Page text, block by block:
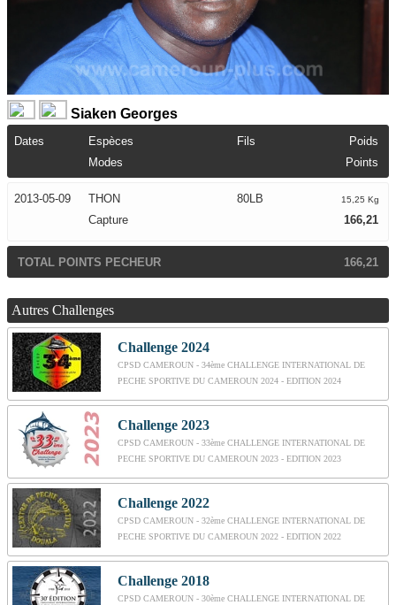
Siaken Georges
Dates Espèces Fils
Poids
Modes
Points
2013-05-09 THON 80LB 15,25 Kg
Capture 166,21
TOTAL POINTS PECHEUR 166,21
Autres Challenges
Challenge 2024
CPSD CAMEROUN - 34ème CHALLENGE INTERNATIONAL DE
PECHE SPORTIVE DU CAMEROUN 2024 - EDITION 2024
Challenge 2023
CPSD CAMEROUN - 33ème CHALLENGE INTERNATIONAL DE
PECHE SPORTIVE DU CAMEROUN 2023 - EDITION 2023
Challenge 2022
CPSD CAMEROUN - 32ème CHALLENGE INTERNATIONAL DE
PECHE SPORTIVE DU CAMEROUN 2022 - EDITION 2022
Challenge 2018
CPSD CAMEROUN - 30ème CHALLENGE INTERNATIONAL DE